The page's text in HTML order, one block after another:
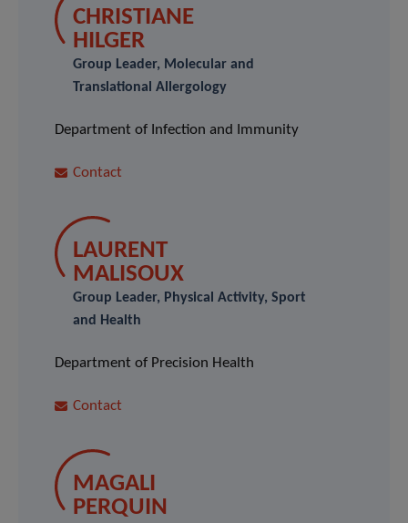
CHRISTIANE
HILGER
Group Leader, Molecular and
Translational Allergology
Department of Infection and Immunity
Contact
LAURENT
MALISOUX
Group Leader, Physical Activity, Sport
and Health
Department of Precision Health
Contact
MAGALI
PERQUIN